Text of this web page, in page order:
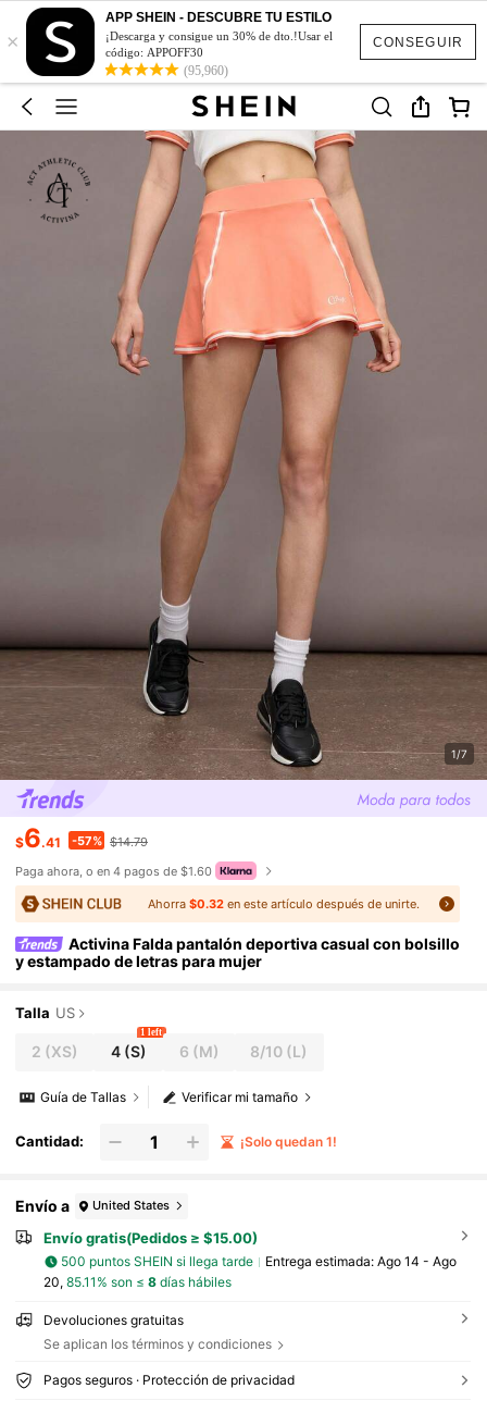
CONSEGUIR
×
APP SHEIN - DESCUBRE TU ESTILO
¡Descarga y consigue un 30% de dto.!Usar el
código: APPOFF30
(95,960)
1/7
$6.41 -57% $14.79
Paga ahora, o en 4 pagos de $1.60
Ahorra $0.32en este artículo después de unirte.
Activina Falda pantalón deportiva casual con bolsillo
y estampado de letras para mujer
Talla US
2 (XS) 4(S)
1 left
6 (M) 8/10 (L)
Verificar mi tamaño
Guía de Tallas
Cantidad: ¡Solo quedan 1!
Envío a United States
Envío gratis(Pedidos ≥ $15.00)
500 puntos SHEIN si llega tarde Entrega estimada: Ago 14 - Ago
20, 85.11% son ≤ 8días hábiles
Devoluciones gratuitas
Se aplican los términos y condiciones
Pagos seguros · Protección de privacidad